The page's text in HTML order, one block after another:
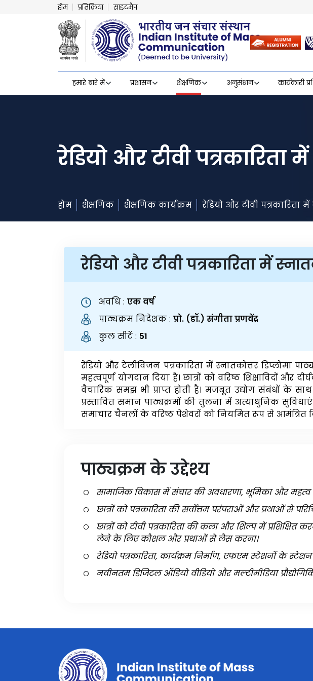
होम प्रतिक्रिया साइटमैप
हमारे बारे में प्रशासन शैक्षणिक अनुसंधान कार्यकारी
रेडियो और टीवी पत्रकारिता
होम शैक्षणिक शैक्षणिक कार्यक्रम रेडियो और टीवी पत्रकारिता में
रेडियो और टीवी पत्रकारिता में
अवधि : एक वर्ष
पाठ्यक्रम निदेशक : प्रो. (डॉ.) संगीता प्रणवेंद्र
कुल सीटें : 51
रेडियो और टेलीविजन पत्रकारिता में स्नातकोत्तर डिप्लोमा
महत्वपूर्ण योगदान दिया है। छात्रों को वरिष्ठ शिक्षाविदों
वैचारिक समझ भी प्राप्त होती है। मजबूत उद्योग संबंधों के
प्रस्तावित समान पाठ्यक्रमों की तुलना में अत्याधुनिक
समाचार चैनलों के वरिष्ठ पेशेवरों को नियमित रूप से आमंत्रित
पाठ्यक्रम के उद्देश्य
सामाजिक विकास में संचार की अवधारणा, भूमिका और
छात्रों को पत्रकारिता की सर्वोत्तम परंपराओं और प्रथाओं से
छात्रों को टीवी पत्रकारिता की कला और शिल्प में
लेने के लिए कौशल और प्रथाओं से लैस करना।
रेडियो पत्रकारिता, कार्यक्रम निर्माण, एफएम स्टेशनों के
नवीनतम डिजिटल ऑडियो वीडियो और मल्टीमीडिया